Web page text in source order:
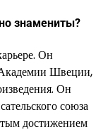
знамениты?
Он
Швеции,
Он
союза
достижением